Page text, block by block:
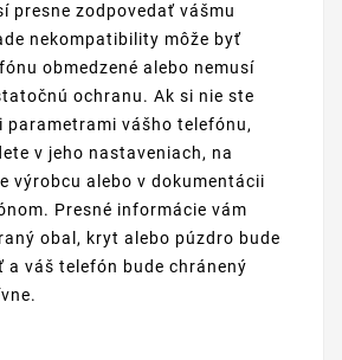
presne zodpovedať vášmu
nekompatibility môže byť
obmedzené alebo nemusí
ochranu. Ak si nie ste
parametrami vášho telefónu,
v jeho nastaveniach, na
výrobcu alebo v dokumentácii
Presné informácie vám
obal, kryt alebo púzdro bude
a váš telefón bude chránený